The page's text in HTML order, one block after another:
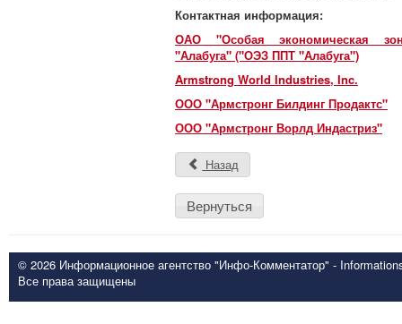
Контактная информация:
ОАО "Особая экономическая
"Алабуга" ("ОЭЗ ППТ "Алабуга")
Armstrong World Industries, Inc.
ООО "Армстронг Билдинг Продактс"
ООО "Армстронг Ворлд Индастриз"
Назад
Вернуться
© 2026 Информационное агентство "Инфо-Комментатор" -
Все права защищены